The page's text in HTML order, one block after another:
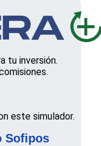
tu inversión.
este simulador.
Sofipos